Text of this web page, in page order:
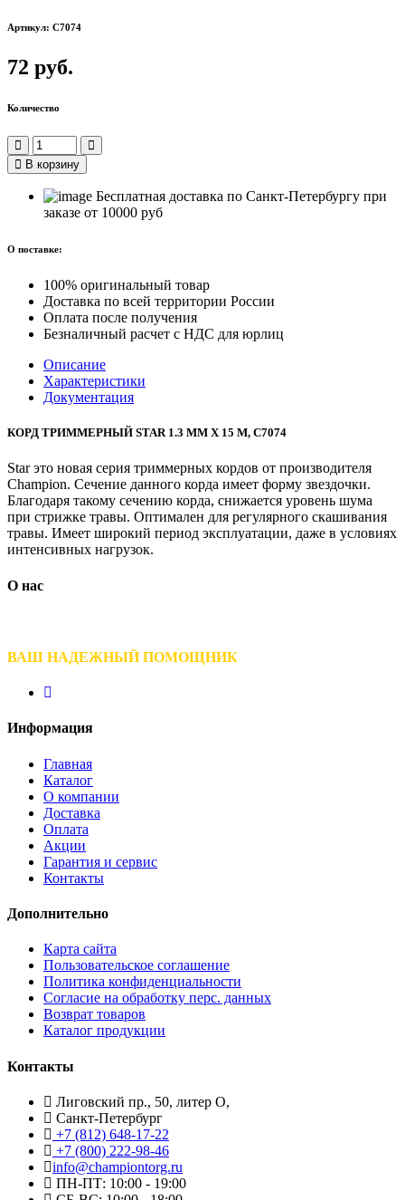
Артикул: C7074
72 руб.
Количество
В корзину
Бесплатная доставка по Санкт-Петербургу при
заказе от 10000 руб
О поставке:
100% оригинальный товар
Доставка по всей территории России
Оплата после получения
Безналичный расчет с НДС для юрлиц
Описание
Характеристики
Документация
КОРД ТРИММЕРНЫЙ STAR 1.3 ММ Х 15 М, C7074
Star это новая серия триммерных кордов от производителя
Champion. Сечение данного корда имеет форму звездочки.
Благодаря такому сечению корда, снижается уровень шума
при стрижке травы. Оптимален для регулярного скашивания
травы. Имеет широкий период эксплуатации, даже в условиях
интенсивных нагрузок.
О нас
ВАШ НАДЕЖНЫЙ ПОМОЩНИК
Информация
Главная
Каталог
О компании
Доставка
Оплата
Акции
Гарантия и сервис
Контакты
Дополнительно
Карта сайта
Пользовательское соглашение
Политика конфиденциальности
Согласие на обработку перс. данных
Возврат товаров
Каталог продукции
Контакты
Лиговский пр., 50, литер О,
Санкт-Петербург
+7 (812) 648-17-22
+7 (800) 222-98-46
info@championtorg.ru
ПН-ПТ: 10:00 - 19:00